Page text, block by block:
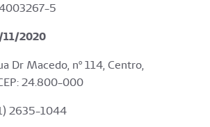
5
2020
Dr Macedo, nº 114, Centro,
24.800-000
2635-1044